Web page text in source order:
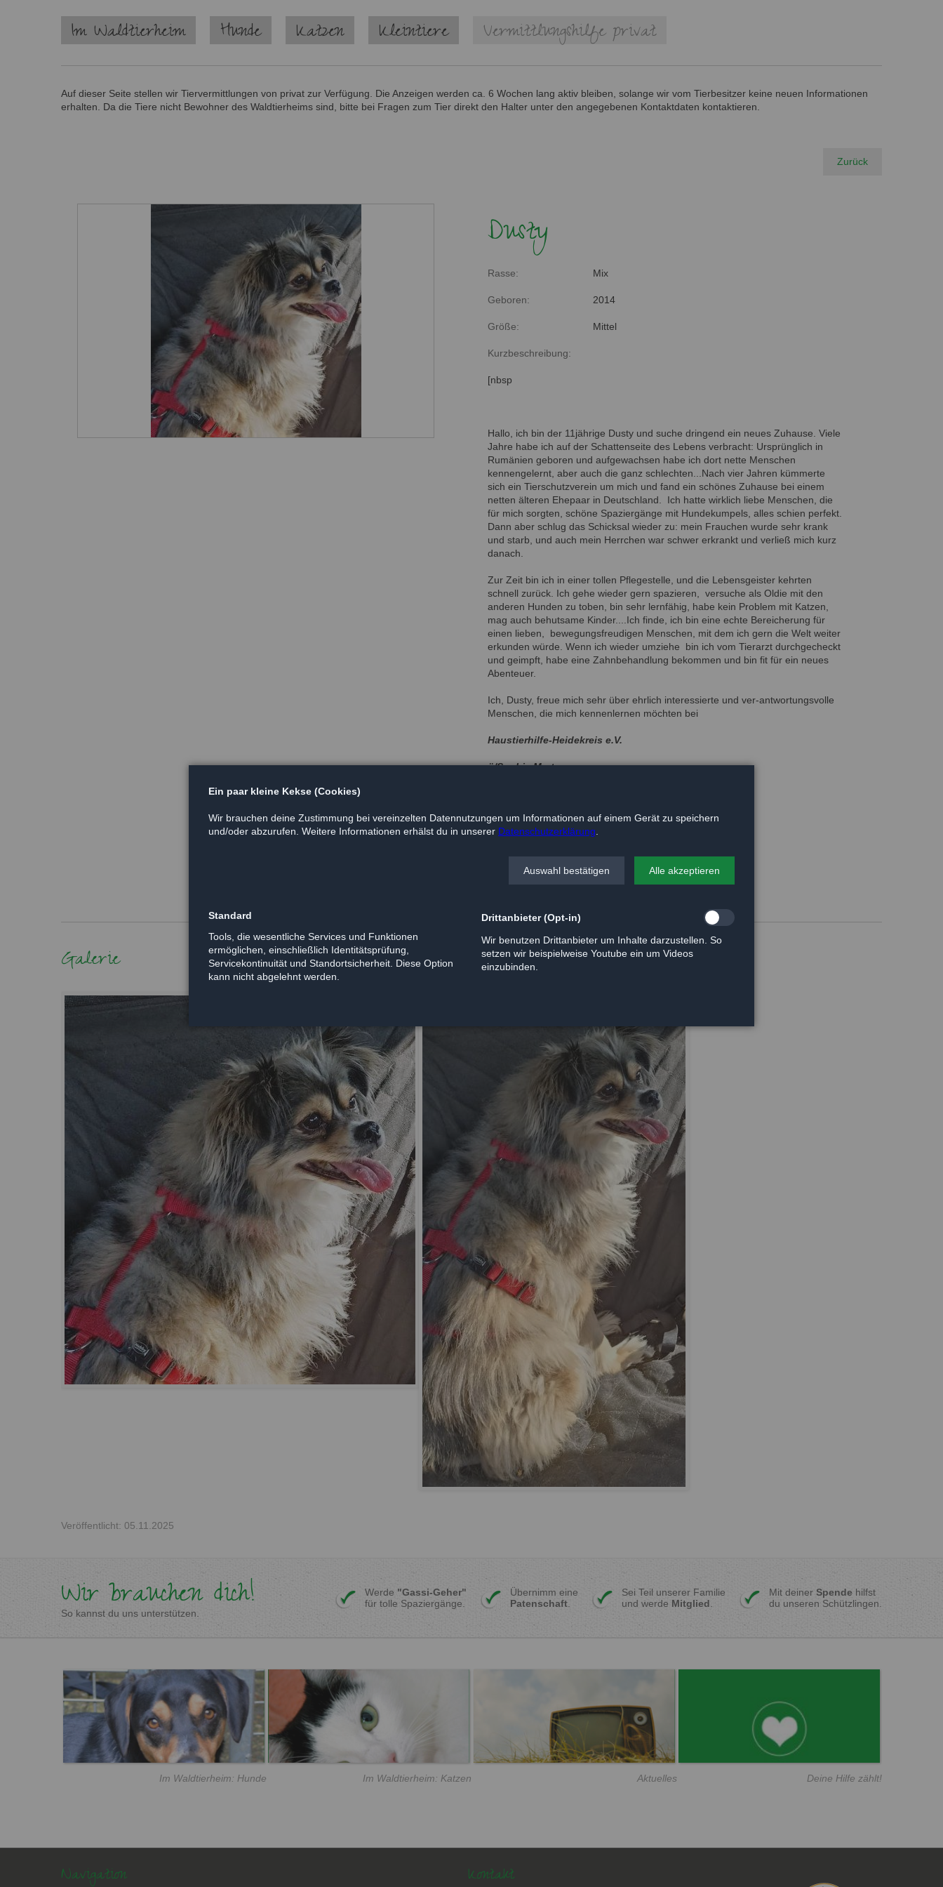
Navigation
überspringen
Im Waldtierheim Hunde Katzen Kleintiere Vermittlungshilfe privat
Auf dieser Seite stellen wir Tiervermittlungen von privat zur Verfügung. Die Anzeigen werden ca. 6 Wochen lang aktiv bleiben, solange wir vom Tierbesitzer keine neuen Informationen
erhalten. Da die Tiere nicht Bewohner des Waldtierheims sind, bitte bei Fragen zum Tier direkt den Halter unter den angegebenen Kontaktdaten kontaktieren.
Zurück
Dusty
Rasse: Mix
Geboren: 2014
Größe: Mittel
Kurzbeschreibung:
[nbsp
Hallo, ich bin der 11jährige Dusty und suche dringend ein neues Zuhause. Viele
Jahre habe ich auf der Schattenseite des Lebens verbracht: Ursprünglich in
Rumänien geboren und aufgewachsen habe ich dort nette Menschen
kennengelernt, aber auch die ganz schlechten...Nach vier Jahren kümmerte
sich ein Tierschutzverein um mich und fand ein schönes Zuhause bei einem
netten älteren Ehepaar in Deutschland. Ich hatte wirklich liebe Menschen, die
für mich sorgten, schöne Spaziergänge mit Hundekumpels, alles schien perfekt.
Dann aber schlug das Schicksal wieder zu: mein Frauchen wurde sehr krank
und starb, und auch mein Herrchen war schwer erkrankt und verließ mich kurz
danach.
Zur Zeit bin ich in einer tollen Pflegestelle, und die Lebensgeister kehrten
schnell zurück. Ich gehe wieder gern spazieren, versuche als Oldie mit den
anderen Hunden zu toben, bin sehr lernfähig, habe kein Problem mit Katzen,
mag auch behutsame Kinder....Ich finde, ich bin eine echte Bereicherung für
einen lieben, bewegungsfreudigen Menschen, mit dem ich gern die Welt weiter
erkunden würde. Wenn ich wieder umziehe bin ich vom Tierarzt durchgecheckt
und geimpft, habe eine Zahnbehandlung bekommen und bin fit für ein neues
Abenteuer.
Ich, Dusty, freue mich sehr über ehrlich interessierte und ver-antwortungsvolle
Menschen, die mich kennenlernen möchten bei
Haustierhilfe-Heidekreis e.V.
ü/Sophia Mertens
sophia@haustierhilfe-heidekreis.de
Galerie
Veröffentlicht: 05.11.2025
Wir brauchen dich!
So kannst du uns unterstützen.
Werde "Gassi-Geher"
für tolle Spaziergänge.
Übernimm eine
Patenschaft
Sei Teil unserer Familie
und werde Mitglied
Mit deiner Spende hilfst
du unseren Schützlingen.
Im Waldtierheim: Hunde Im Waldtierheim: Katzen Aktuelles Deine Hilfe zählt!
Navigation Kontakt
Ein paar kleine Kekse (Cookies)
Wir brauchen deine Zustimmung bei vereinzelten Datennutzungen um Informationen auf einem Gerät zu speichern
und/oder abzurufen. Weitere Informationen erhälst du in unserer Datenschutzerklärung.
Auswahl bestätigen Alle akzeptieren
Standard
Tools, die wesentliche Services und Funktionen
ermöglichen, einschließlich Identitätsprüfung,
Servicekontinuität und Standortsicherheit. Diese Option
kann nicht abgelehnt werden.
Drittanbieter (Opt-in)
Wir benutzen Drittanbieter um Inhalte darzustellen. So
setzen wir beispielweise Youtube ein um Videos
einzubinden.